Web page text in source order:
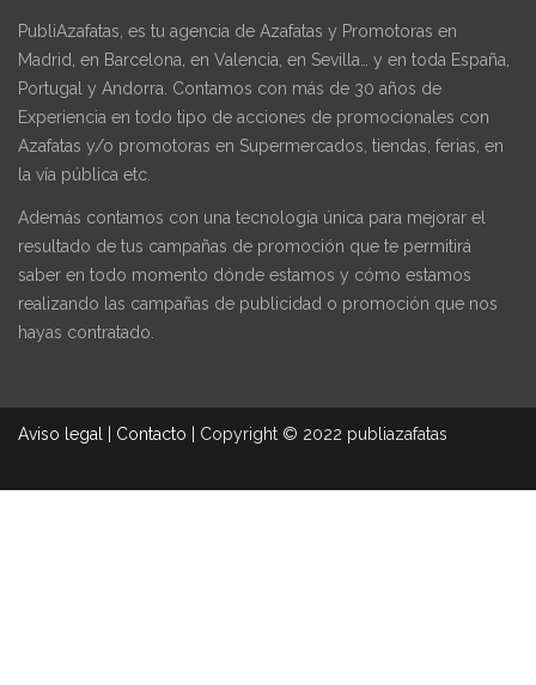
PubliAzafatas, es tu agencia de Azafatas y Promotoras en
Madrid, en Barcelona, en Valencia, en Sevilla… y en toda España,
Portugal y Andorra. Contamos con más de 30 años de
Experiencia en todo tipo de acciones de promocionales con
Azafatas y/o promotoras en Supermercados, tiendas, ferias, en
la vía pública etc.
Además contamos con una tecnología única para mejorar el
resultado de tus campañas de promoción que te permitirá
saber en todo momento dónde estamos y cómo estamos
realizando las campañas de publicidad o promoción que nos
hayas contratado.
Aviso legal Contacto Copyright © 2022 publiazafatas